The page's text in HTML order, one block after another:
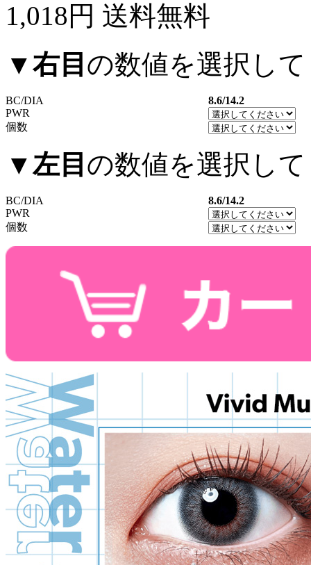
1,018円 送料無料
▼右目 の数値を選択し
BC/DIA
8.6/14.2
PWR
個数
▼左目 の数値を選択し
BC/DIA
8.6/14.2
PWR
個数